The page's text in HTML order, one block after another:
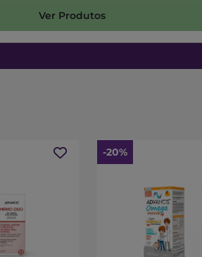
Ver Produtos
-20%